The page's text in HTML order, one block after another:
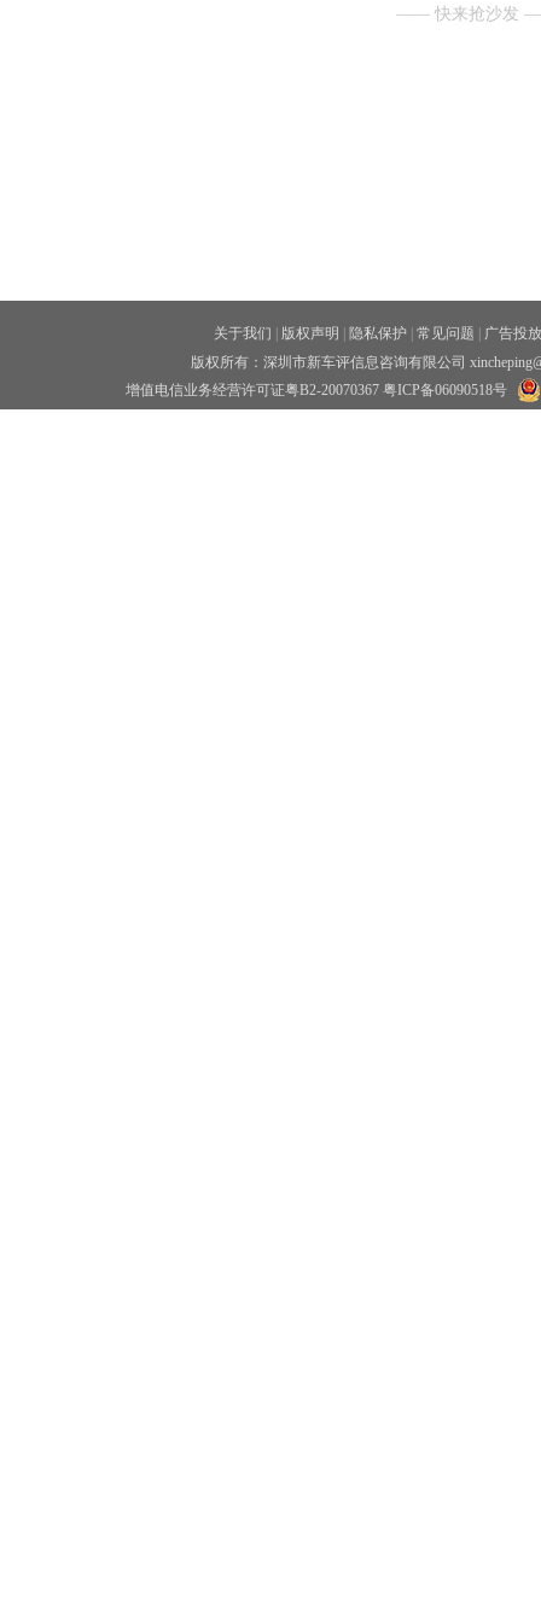
—— 快来抢沙发
关于我们 | 版权声明 | 隐私保护 | 常见问题 | 广告投放
版权所有：深圳市新车评信息咨询有限公司
增值电信业务经营许可证粤B2-20070367 粤ICP备06090518号